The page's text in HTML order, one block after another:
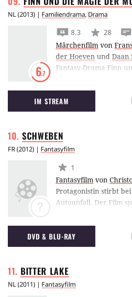
NL(2013) | Familiendrama, Drama
6.7
8.3 28
Märchenfilm von
der Hoeven und Daan
Fantasy-Drama Finn
Geige spielen, um
näher zu sein.
IM STREAM
SCHWEBEN
FR(2012) | Fantasyfilm
1
Fantasyfilm von
Protagonistin stirbt
Autounfall. Der Film
des Todes wieder,
sich selbst zum
entwickelt.
DVD & BLU-RAY
BITTER LAKE
NL(2011) | Fantasyfilm